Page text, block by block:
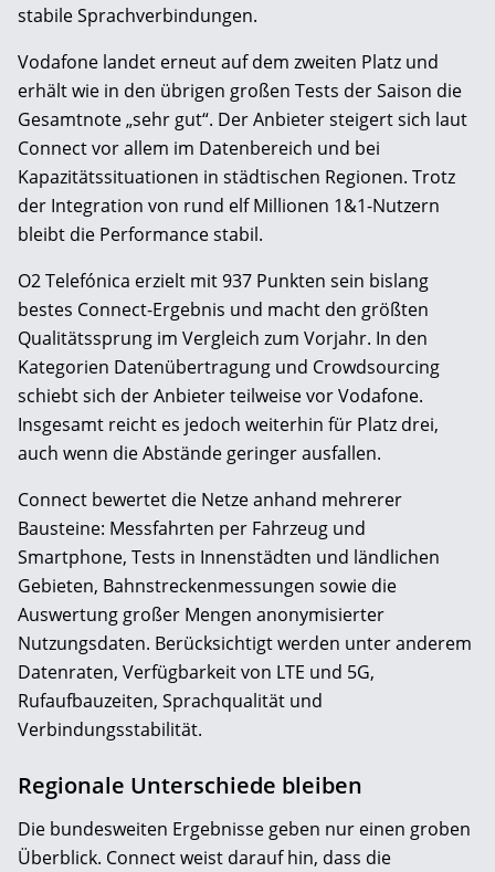
stabile Sprachverbindungen.
Vodafone landet erneut auf dem zweiten Platz und
erhält wie in den übrigen großen Tests der Saison die
Gesamtnote „sehr gut“. Der Anbieter steigert sich laut
Connect vor allem im Datenbereich und bei
Kapazitätssituationen in städtischen Regionen. Trotz
der Integration von rund elf Millionen 1&1-Nutzern
bleibt die Performance stabil.
O2 Telefónica erzielt mit 937 Punkten sein bislang
bestes Connect-Ergebnis und macht den größten
Qualitätssprung im Vergleich zum Vorjahr. In den
Kategorien Datenübertragung und Crowdsourcing
schiebt sich der Anbieter teilweise vor Vodafone.
Insgesamt reicht es jedoch weiterhin für Platz drei,
auch wenn die Abstände geringer ausfallen.
Connect bewertet die Netze anhand mehrerer
Bausteine: Messfahrten per Fahrzeug und
Smartphone, Tests in Innenstädten und ländlichen
Gebieten, Bahnstreckenmessungen sowie die
Auswertung großer Mengen anonymisierter
Nutzungsdaten. Berücksichtigt werden unter anderem
Datenraten, Verfügbarkeit von LTE und 5G,
Rufaufbauzeiten, Sprachqualität und
Verbindungsstabilität.
Regionale Unterschiede bleiben
Die bundesweiten Ergebnisse geben nur einen groben
Überblick. Connect weist darauf hin, dass die